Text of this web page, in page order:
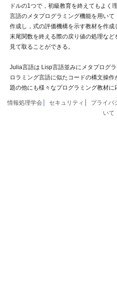
ドルの1つで，初級教育を終えてもよく
言語のメタプログラミング機能を用い
作成し，式の評価機構を示す教材を作
末尾関数を終える際の戻り値の処理な
見て取ることができる。
Julia言語は Lisp言語並みにメタプログ
ロラミング言語に似たコードの構文操
題の他にも様々なプログラミング教材に
情報処理学会 セキュリティ プライバ
いて